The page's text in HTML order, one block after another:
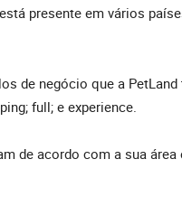
presente em vários
de negócio que a PetLand
full; e experience.
de acordo com a sua área